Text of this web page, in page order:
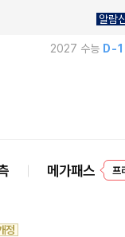
알람
2027 수능 D-
메가패스
프
정